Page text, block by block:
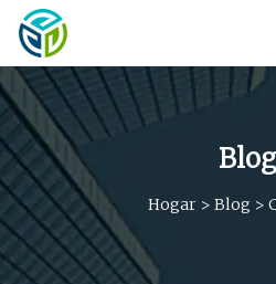
Blog
Hogar> Blog >